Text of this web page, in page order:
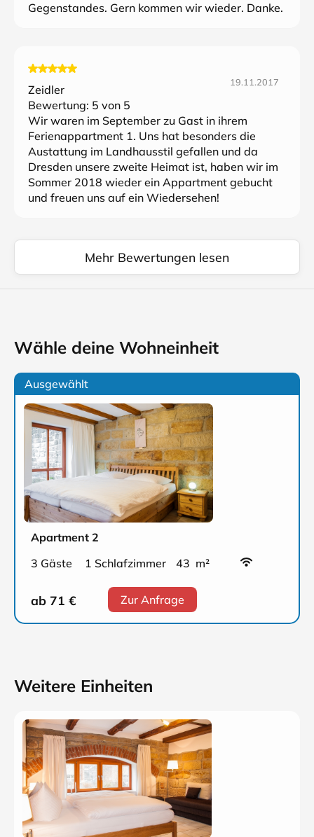
Gegenstandes. Gern kommen wir wieder. Danke.
Zeidler
19.11.2017
Bewertung: 5 von 5
Wir waren im September zu Gast in ihrem
Ferienappartment 1. Uns hat besonders die
Austattung im Landhausstil gefallen und da
Dresden unsere zweite Heimat ist, haben wir im
Sommer 2018 wieder ein Appartment gebucht
und freuen uns auf ein Wiedersehen!
Mehr Bewertungen lesen
Wähle deine Wohneinheit
Ausgewählt
Apartment 2
3 Gäste
1 Schlafzimmer 43 m²
ab 71 € Zur Anfrage
Weitere Einheiten